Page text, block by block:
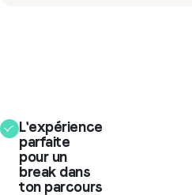
L'expérience
parfaite
pour un
break dans
ton parcours